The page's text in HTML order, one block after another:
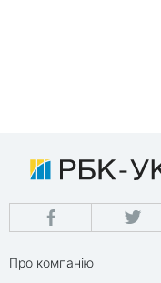
Про компанію